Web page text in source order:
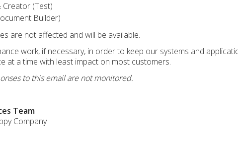
(Test)
Builder)
are not affected and will be available.
work, if necessary, in order to keep our systems and
at a time with least impact on most customers.
to this email are not monitored.
Team
Company